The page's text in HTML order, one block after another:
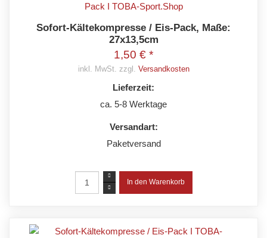
Sofort-Kältekompresse / Eis-Pack, Maße:
27x13,5cm
1,50 € *
inkl. MwSt. zzgl. Versandkosten
Lieferzeit:
ca. 5-8 Werktage
Versandart:
Paketversand